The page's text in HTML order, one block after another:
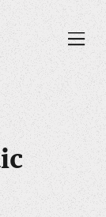
Öppna menyn